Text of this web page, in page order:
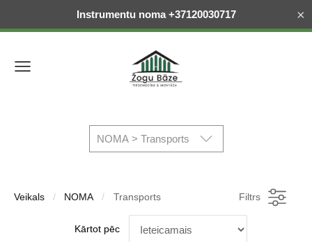
Instrumentu noma +37120030717 ×
NOMA > Transports
Veikals NOMA Transports Filtrs
Kārtot pēc